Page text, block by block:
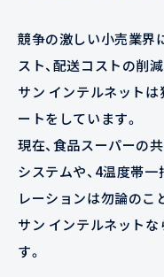
競争の激しい小売業界
スト、配送コストの削
サン インテルネット
ートをしています。
現在、食品スーパーの
システムや、4温度帯
レーションは勿論のこ
サン インテルネット
す。